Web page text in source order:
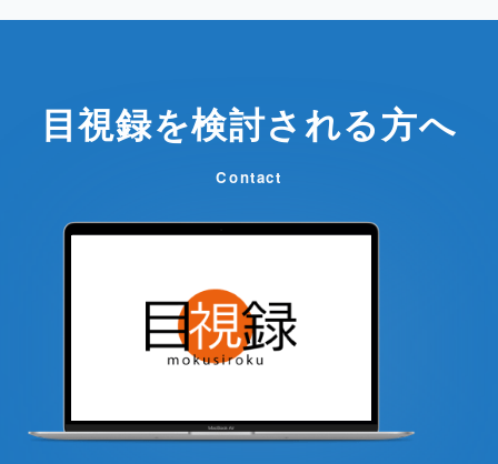
目視録を検討される方へ
Contact